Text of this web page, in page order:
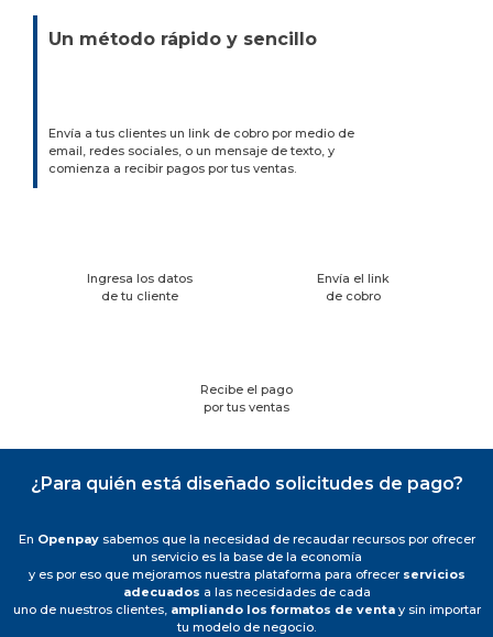
Un método rápido y sencillo
Envía a tus clientes un link de cobro por medio de
email, redes sociales, o un mensaje de texto, y
comienza a recibir pagos por tus ventas.
Ingresa los datos
de tu cliente
Envía el link
de cobro
Recibe el pago
por tus ventas
¿Para quién está diseñado solicitudes de pago?
En Openpaysabemos que la necesidad de recaudar recursos por ofrecer
un servicio es la base de la economía
y es por eso que mejoramos nuestra plataforma para ofrecer servicios
adecuados a las necesidades de cada
uno de nuestros clientes, ampliando los formatos de ventay sin importar
tu modelo de negocio.